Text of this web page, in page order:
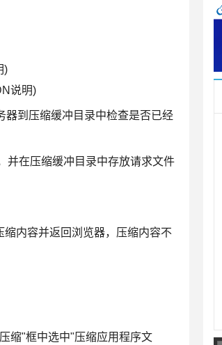
)
说明)
器到压缩缓冲目录中检查是否已经
并在压缩缓冲目录中存放请求文件
内容并返回浏览器，压缩内容不
缩"框中选中"压缩应用程序文